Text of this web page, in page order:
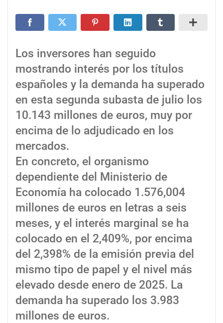
Los inversores han seguido
mostrando interés por los títulos
españoles y la demanda ha superado
en esta segunda subasta de julio los
10.143 millones de euros, muy por
encima de lo adjudicado en los
mercados.
En concreto, el organismo
dependiente del Ministerio de
Economía ha colocado 1.576,004
millones de euros en letras a seis
meses, y el interés marginal se ha
colocado en el 2,409%, por encima
del 2,398% de la emisión previa del
mismo tipo de papel y el nivel más
elevado desde enero de 2025. La
demanda ha superado los 3.983
millones de euros.